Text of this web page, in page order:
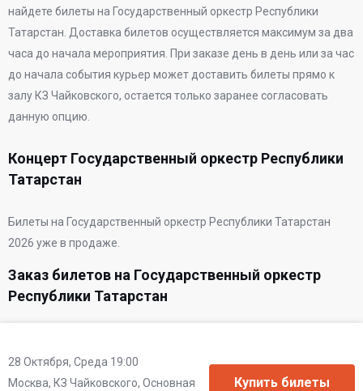
найдете билеты на Государственный оркестр Республики
Татарстан. Доставка билетов осуществляется максимум за два
часа до начала мероприятия. При заказе день в день или за час
до начала события курьер может доставить билеты прямо к
залу КЗ Чайковского, остается только заранее согласовать
данную опцию.
Концерт Государственный оркестр Республики
Татарстан
Билеты на Государственный оркестр Республики Татарстан
2026 уже в продаже.
Заказ билетов на Государственный оркестр
Республики Татарстан
28 Октября, Среда 19:00
Москва, КЗ Чайковского, Основная